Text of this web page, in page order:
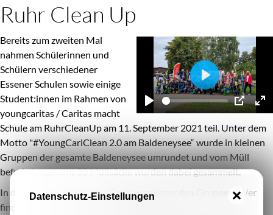
Ruhr Clean Up
Play PIP
Play
Bereits zum zweiten Mal
nahmen Schülerinnen und
Schülern verschiedener
Essener Schulen sowie einige
Student:innen im Rahmen von
youngcaritas / Caritas macht
Schule am RuhrCleanUp am 11. September 2021 teil. Unter dem
Motto "#YoungCariClean 2.0 am Baldeneysee“ wurde in kleinen
Gruppen der gesamte Baldeneysee umrundet und vom Müll
befreit. Insgesamt 30 Müllsäcke wurden dabei gesammelt.
In diesem Jahr gab es eine Challenge unter den Gruppen: Wer
findet das ungewöhnlichste Müll-Objekt?
Datenschutz-Einstellungen